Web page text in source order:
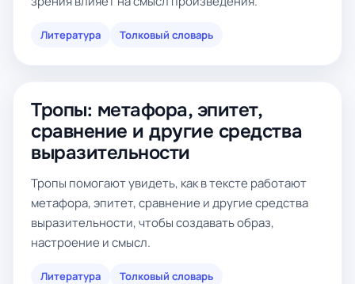
Литература Толковый словарь
Тропы: метафора, эпитет,
сравнение и другие средства
выразительности
Тропы помогают увидеть, как в тексте работают
метафора, эпитет, сравнение и другие средства
выразительности, чтобы создавать образ,
настроение и смысл.
Литература Толковый словарь